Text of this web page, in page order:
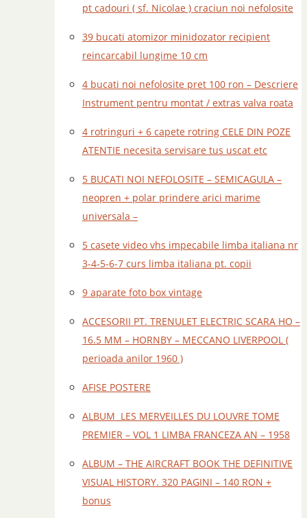
pt cadouri ( sf. Nicolae ) craciun noi nefolosite
39 bucati atomizor minidozator recipient
reincarcabil lungime 10 cm
4 bucati noi nefolosite pret 100 ron – Descriere
Instrument pentru montat / extras valva roata
4 rotringuri + 6 capete rotring CELE DIN POZE
ATENTIE necesita servisare tus uscat etc
5 BUCATI NOI NEFOLOSITE – SEMICAGULA –
neopren + polar prindere arici marime
universala –
5 casete video vhs impecabile limba italiana nr
3-4-5-6-7 curs limba italiana pt. copii
9 aparate foto box vintage
ACCESORII PT. TRENULET ELECTRIC SCARA HO –
16.5 MM – HORNBY – MECCANO LIVERPOOL (
perioada anilor 1960 )
AFISE POSTERE
ALBUM LES MERVEILLES DU LOUVRE TOME
PREMIER – VOL 1 LIMBA FRANCEZA AN – 1958
ALBUM – THE AIRCRAFT BOOK THE DEFINITIVE
VISUAL HISTORY. 320 PAGINI – 140 RON +
bonus